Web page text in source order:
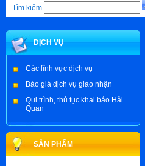
Tìm kiếm
DỊCH VỤ
Các lĩnh vực dịch vụ
Báo giá dịch vụ giao nhận
Qui trình, thủ tục khai báo Hải
Quan
SẢN PHẨM